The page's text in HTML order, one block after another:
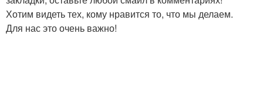
Хотим видеть тех, кому нравится то, что мы делаем.
Для нас это очень важно!